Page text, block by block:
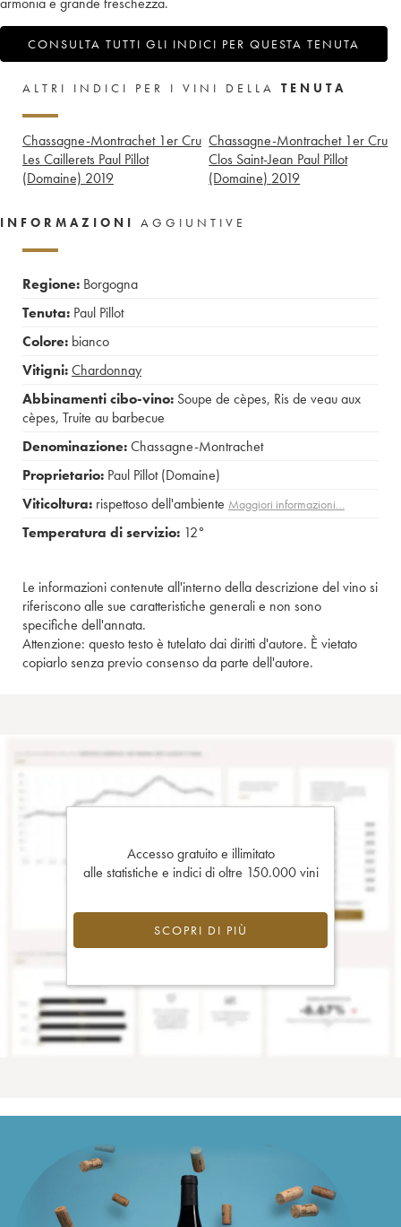
CONSULTA TUTTI GLI INDICI PER QUESTA TENUTA
ALTRI INDICI PER I VINI DELLA TENUTA
Chassagne-Montrachet 1er Cru
Les Caillerets Paul Pillot
(Domaine) 2019
Chassagne-Montrachet 1er Cru
Clos Saint-Jean Paul Pillot
(Domaine) 2019
INFORMAZIONI AGGIUNTIVE
Regione: Borgogna
Tenuta: Paul Pillot
Colore: bianco
Vitigni:Chardonnay
Abbinamenti cibo-vino: Soupe de cèpes, Ris de veau aux
cèpes, Truite au barbecue
Denominazione:Chassagne-Montrachet
Proprietario: Paul Pillot (Domaine)
Viticoltura: rispettoso dell'ambiente Maggiori informazioni…
Temperatura di servizio: 12°
Le informazioni contenute all'interno della descrizione del vino si
riferiscono alle sue caratteristiche generali e non sono
specifiche dell'annata.
Attenzione: questo testo è tutelato dai diritti d'autore. È vietato
copiarlo senza previo consenso da parte dell'autore.
Accesso gratuito e illimitato
alle statistiche e indici di oltre 150.000 vini
SCOPRI DI PIÙ